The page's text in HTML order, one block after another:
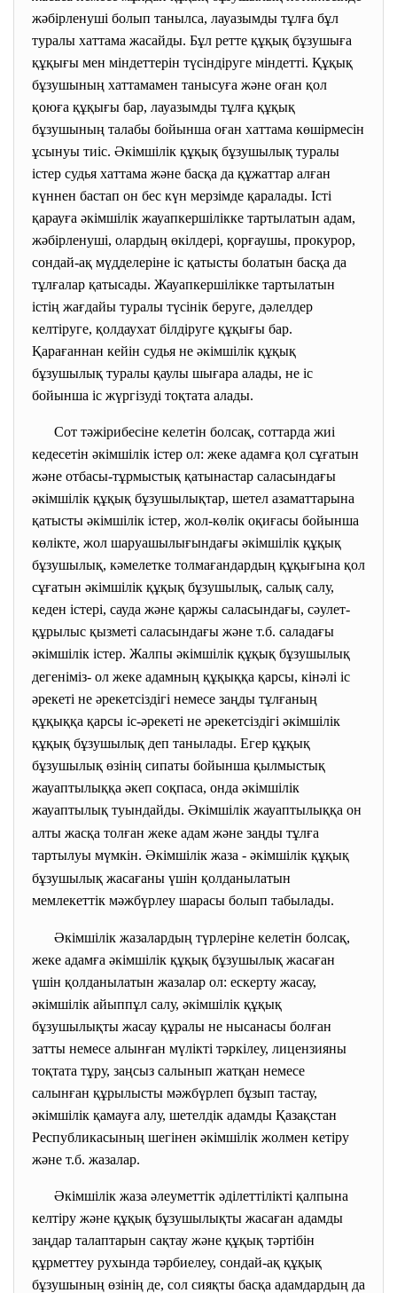
жәбірленуші болып танылса, лауазымды тұлға бұл
туралы хаттама жасайды. Бұл ретте құқық бұзушыға
құқығы мен міндеттерін түсіндіруге міндетті. Құқық
бұзушының хаттамамен танысуға және оған қол
қоюға құқығы бар, лауазымды тұлға құқық
бұзушының талабы бойынша оған хаттама көшірмесін
ұсынуы тиіс. Әкімшілік құқық бұзушылық туралы
істер судья хаттама және басқа да құжаттар алған
күннен бастап он бес күн мерзімде қаралады. Істі
қарауға әкімшілік жауапкершілікке тартылатын адам,
жәбірленуші, олардың өкілдері, қорғаушы, прокурор,
сондай-ақ мүдделеріне іс қатысты болатын басқа да
тұлғалар қатысады. Жауапкершілікке тартылатын
істің жағдайы туралы түсінік беруге, дәлелдер
келтіруге, қолдаухат білдіруге құқығы бар.
Қарағаннан кейін судья не әкімшілік құқық
бұзушылық туралы қаулы шығара алады, не іс
бойынша іс жүргізуді тоқтата алады.
Сот тәжірибесіне келетін болсақ, соттарда жиі
кедесетін әкімшілік істер ол: жеке адамға қол сұғатын
және отбасы-тұрмыстық қатынастар саласындағы
әкімшілік құқық бұзушылықтар, шетел азаматтарына
қатысты әкімшілік істер, жол-көлік оқиғасы бойынша
көлікте, жол шаруашылығындағы әкімшілік құқық
бұзушылық, кәмелетке толмағандардың құқығына қол
сұғатын әкімшілік құқық бұзушылық, салық салу,
кеден істері, сауда және қаржы саласындағы, сәулет-
құрылыс қызметі саласындағы және т.б. саладағы
әкімшілік істер. Жалпы әкімшілік құқық бұзушылық
дегеніміз- ол жеке адамның құқыққа қарсы, кінәлі іс
әрекеті не әрекетсіздігі немесе заңды тұлғаның
құқыққа қарсы іс-әрекеті не әрекетсіздігі әкімшілік
құқық бұзушылық деп танылады. Егер құқық
бұзушылық өзінің сипаты бойынша қылмыстық
жауаптылыққа әкеп соқпаса, онда әкімшілік
жауаптылық туындайды. Әкімшілік жауаптылыққа он
алты жасқа толған жеке адам және заңды тұлға
тартылуы мүмкін. Әкімшілік жаза - әкімшілік құқық
бұзушылық жасағаны үшін қолданылатын
мемлекеттік мәжбүрлеу шарасы болып табылады.
Әкімшілік жазалардың түрлеріне келетін болсақ,
жеке адамға әкімшілік құқық бұзушылық жасаған
үшін қолданылатын жазалар ол: ескерту жасау,
әкімшілік айыппұл салу, әкімшілік құқық
бұзушылықты жасау құралы не нысанасы болған
затты немесе алынған мүлікті тәркілеу, лицензияны
тоқтата тұру, заңсыз салынып жатқан немесе
салынған құрылысты мәжбүрлеп бұзып тастау,
әкімшілік қамауға алу, шетелдік адамды Қазақстан
Республикасының шегінен әкімшілік жолмен кетіру
және т.б. жазалар.
Әкімшілік жаза әлеуметтік әділеттілікті қалпына
келтіру және құқық бұзушылықты жасаған адамды
заңдар талаптарын сақтау және құқық тәртібін
құрметтеу рухында тәрбиелеу, сондай-ақ құқық
бұзушының өзінің де, сол сияқты басқа адамдардың да